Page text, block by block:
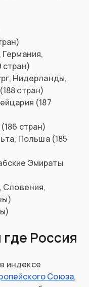
стран)
Нидерланды,
стран)
(187
стран)
Польша (185
Эмираты
Словения,
Россия
индексе
Союза,